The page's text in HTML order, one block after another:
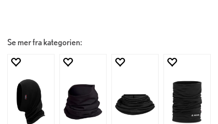
Se mer fra kategorien: